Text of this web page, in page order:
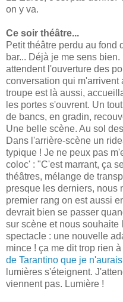
on y va.
Ce soir théâtre...
Petit théâtre perdu au fond
bar... Déjà je me sens
attendent l'ouverture des
conversation qui m'arrivent
troupe est là aussi,
les portes s'ouvrent. Un
de bancs, en gradin,
Une belle scène. Au sol
Dans l'arrière-scène un
typique ! Je ne peux pas
coloc' : "C'est marrant, ça
théâtres, mélange de
presque les derniers, nous
premier rang on est aussi
devrait bien se passer
sur scène et nous
spectacle : une nouvelle
mince ! ça me dit trop rien
de Tarantino que je
lumières s'éteignent.
viennent pas. Lumière !